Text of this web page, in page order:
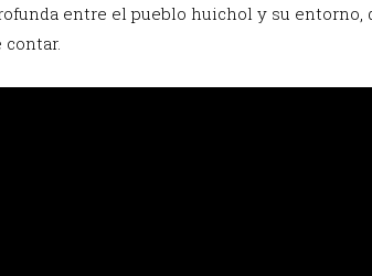
entre el pueblo huichol y su